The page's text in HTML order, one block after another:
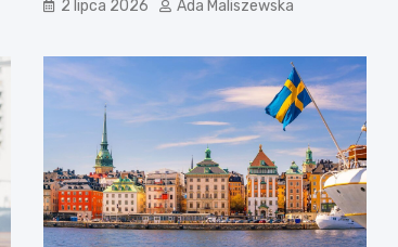
2 lipca 2026 Ada Maliszewska